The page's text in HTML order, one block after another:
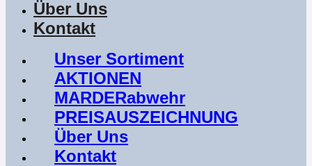
Über Uns
Kontakt
Unser Sortiment
AKTIONEN
MARDERabwehr
PREISAUSZEICHNUNG
Über Uns
Kontakt